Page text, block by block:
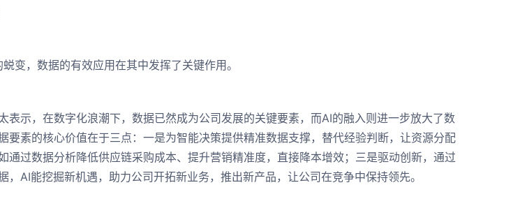
变，数据的有效应用在其中发挥了关键作用。
示，在数字化浪潮下，数据已然成为公司发展的关键要素，而AI的融入则进一步放大了数
要素的核心价值在于三点：一是为智能决策提供精准数据支撑，替代经验判断，让资源分配
通过数据分析降低供应链采购成本、提升营销精准度，直接降本增效；三是驱动创新，通过
，AI能挖掘新机遇，助力公司开拓新业务，推出新产品，让公司在竞争中保持领先。